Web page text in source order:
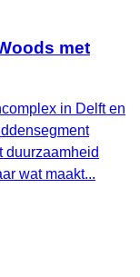
met
in Delft en
duurzaamheid
wat maakt...